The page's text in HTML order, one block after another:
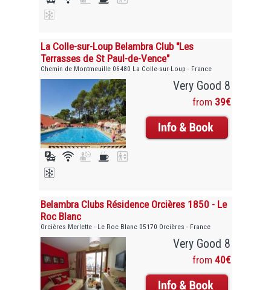
La Colle-sur-Loup Belambra Club "Les
Terrasses de St Paul-de-Vence"
Chemin de Montmeuille 06480 La Colle-sur-Loup - France
Very Good 8
from 39€
Belambra Clubs Résidence Orcières 1850 - Le
Roc Blanc
Orcières Merlette - Le Roc Blanc 05170 Orcières - France
Very Good 8
from 40€